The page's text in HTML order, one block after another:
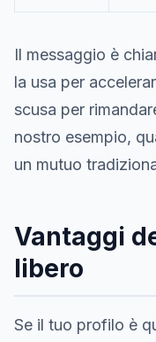
Il messaggio è
la usa per
scusa per
nostro esempio,
un mutuo
Vantaggi
libero
Se il tuo profilo è